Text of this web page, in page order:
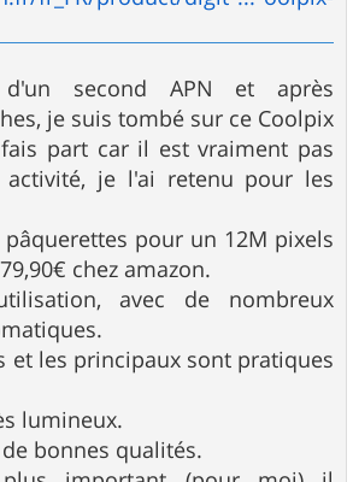
d'un second APN et après
je suis tombé sur ce Coolpix
part car il est vraiment pas
je l'ai retenu pour les
pour un 12M pixels
chez amazon.
avec de nombreux
et les principaux sont pratiques
lumineux.
bonnes qualités.